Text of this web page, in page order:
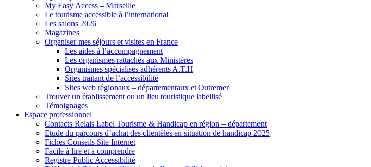
My Easy Access – Marseille
Le tourisme accessible à l’international
Les salons 2026
Magazines
Organiser mes séjours et visites en France
Les aides à l’accompagnement
Les organismes rattachés aux Ministères
Organismes spécialisés adhérents A.T.H
Sites traitant de l’accessibilité
Sites web régionaux – départementaux et Outremer
Trouver un établissement ou un lieu touristique labellisé
Témoignages
Espace professionnel
Contacts Relais Label Tourisme & Handicap en région – département
Etude du parcours d’achat des clientèles en situation de handicap 2025
Fiches Conseils Site Internet
Facile à lire et à comprendre
Registre Public Accessibilité